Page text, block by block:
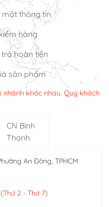
mật thông tin
hàng
hoàn tiền
sản phẩm
nhánh khác nhau. Quý khách
CN Bình
Thạnh
An Đông, TPHCM
2 - Thứ 7)